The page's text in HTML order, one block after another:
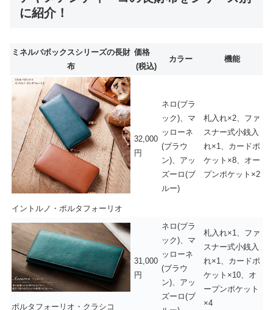
に紹介！
ミネルバボックスシリーズの長財
布
価格
(税込)
カラー 機能
イントルノ・ポルタフォーリオ
32,000
円
ネロ(ブラ
ック)、マ
ッローネ
(ブラウ
ン)、アッ
ズーロ(ブ
ルー)
札入れ×2、ファ
スナー式小銭入
れ×1、カードポ
ケット×8、オー
プンポケット×2
ポルタフォーリオ・クラシコ
31,000
円
ネロ(ブラ
ック)、マ
ッローネ
(ブラウ
ン)、アッ
ズーロ(ブ
札入れ×1、ファ
スナー式小銭入
れ×1、カードポ
ケット×10、オ
ープンポケット
×4